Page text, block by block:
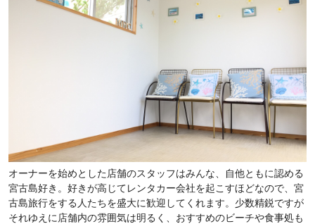
オーナーを始めとした店舗のスタッフはみんな、自他ともに認める
宮古島好き。好きが高じてレンタカー会社を起こすほどなので、宮
古島旅行をする人たちを盛大に歓迎してくれます。少数精鋭ですが
それゆえに店舗内の雰囲気は明るく、おすすめのビーチや食事処も